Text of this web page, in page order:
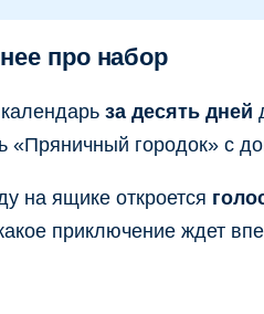
про набор
за десять дней
«Пряничный городок» с
на ящике откроется
приключение ждет